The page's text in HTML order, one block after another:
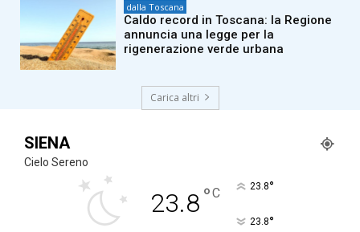
dalla Toscana
Caldo record in Toscana: la Regione
annuncia una legge per la
rigenerazione verde urbana
Carica altri
SIENA
Cielo Sereno
23.8°C 23.8°
23.8°